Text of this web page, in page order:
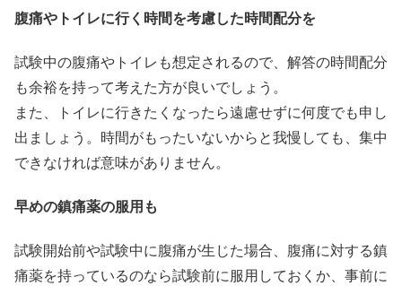
腹痛やトイレに行く時間を考慮した時間配分を
試験中の腹痛やトイレも想定されるので、解答の時間配分
も余裕を持って考えた方が良いでしょう。
また、トイレに行きたくなったら遠慮せずに何度でも申し
出ましょう。時間がもったいないからと我慢しても、集中
できなければ意味がありません。
早めの鎮痛薬の服用も
試験開始前や試験中に腹痛が生じた場合、腹痛に対する鎮
痛薬を持っているのなら試験前に服用しておくか、事前に